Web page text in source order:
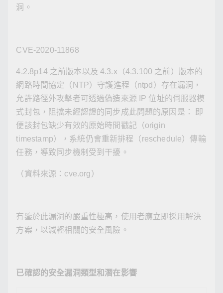
洞。
CVE-2020-11868
4.2.8p14 之前版本以及 4.3.x（4.3.100 之前）版本的
網路時間協定（NTP）守護進程（ntpd）存在漏洞，
允許路徑外攻擊者可透過偽造來源 IP 位址的伺服器模
式封包，阻擋未經認證的同步成此問題的原因是： 即
便該封包缺少有效的原始時間戳記（origin
timestamp），系統仍會重新排程（reschedule）傳輸
任務，導致同步機制受到干擾。
（資料來源：cve.org）
有鑒於此漏洞的嚴重性極高，使用者應立即採用解決
方案，以減輕相關的安全風險。
已確認的安全漏洞類型和潛在影響